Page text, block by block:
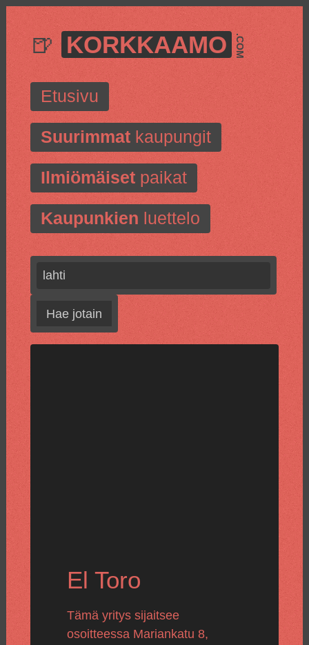
🍺 KORKKAAMO .COM
Etusivu
Suurimmatkaupungit
Ilmiömäisetpaikat
Kaupunkien luettelo
Hae jotain
El Toro
Tämä yritys sijaitsee
osoitteessa Mariankatu 8,